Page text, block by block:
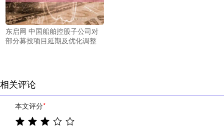
东启网 中国船舶控股子公司对
部分募投项目延期及优化调整
相关评论
本文评分*